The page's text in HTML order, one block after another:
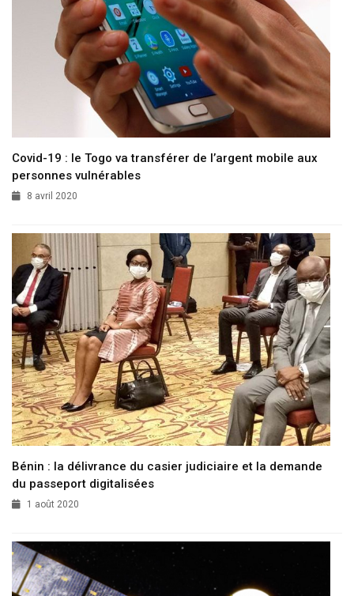
Covid-19 : le Togo va transférer de l’argent mobile aux
personnes vulnérables
8 avril 2020
Bénin : la délivrance du casier judiciaire et la demande
du passeport digitalisées
1 août 2020